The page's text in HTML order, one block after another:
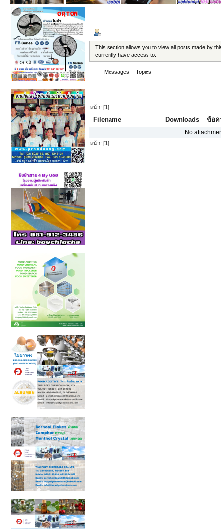
This section allows you to view all posts made by
currently have access to.
Messages Topics
หน้า: [1]
Filename Downloads ข้อค
No
หน้า: [1]